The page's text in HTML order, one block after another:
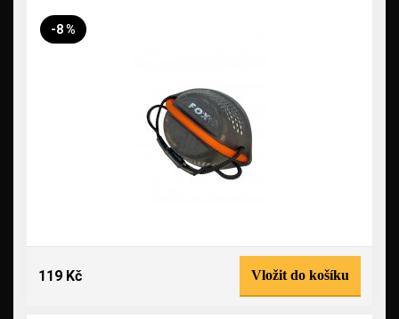
-8 %
119 Kč Vložit do košíku